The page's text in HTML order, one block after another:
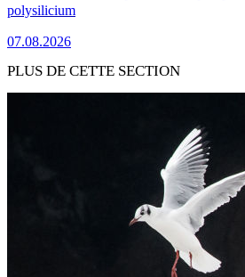
polysilicium
07.08.2026
PLUS DE CETTE SECTION